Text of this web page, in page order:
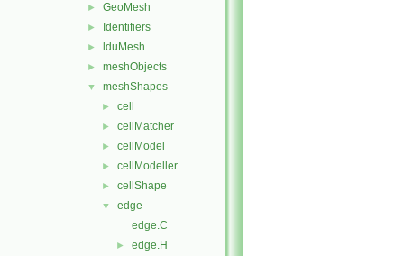
► GeoMesh
► Identifiers
► lduMesh
► meshObjects
▼ meshShapes
► cell
► cellMatcher
► cellModel
► cellModeller
► cellShape
▼
edge
edge.C
►
edge.H